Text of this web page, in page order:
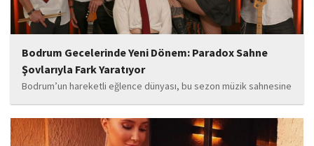
Bodrum Gecelerinde Yeni Dönem: Paradox Sahne
Şovlarıyla Fark Yaratıyor
Bodrum’un hareketli eğlence dünyası, bu sezon müzik sahnesine
iddialı bir giriş yapan “Paradox” ile yeni bir enerji kazanıyor. Güçlü
sahne performansı, uluslararası standartlardaki repertuarı ve
deneyimli müzisyen kadrosuyla dikkat çeken...